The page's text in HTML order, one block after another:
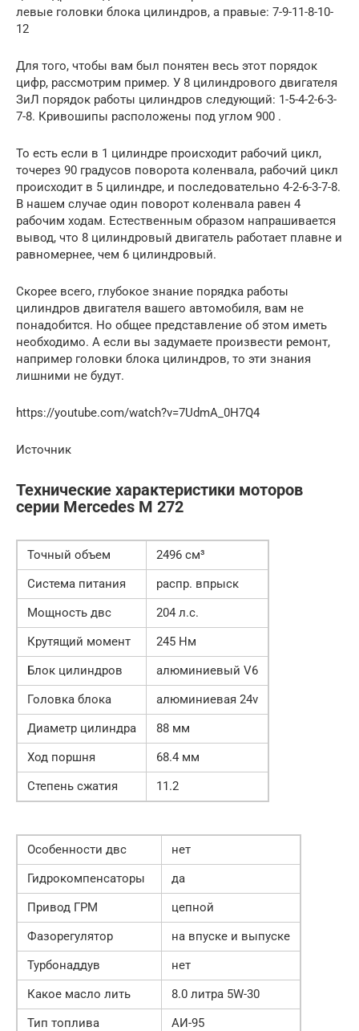
левые головки блока цилиндров, а правые: 7-9-11-8-10-
12
Для того, чтобы вам был понятен весь этот порядок
цифр, рассмотрим пример. У 8 цилиндрового двигателя
ЗиЛ порядок работы цилиндров следующий: 1-5-4-2-6-3-
7-8. Кривошипы расположены под углом 900 .
То есть если в 1 цилиндре происходит рабочий цикл,
точерез 90 градусов поворота коленвала, рабочий цикл
происходит в 5 цилиндре, и последовательно 4-2-6-3-7-8.
В нашем случае один поворот коленвала равен 4
рабочим ходам. Естественным образом напрашивается
вывод, что 8 цилиндровый двигатель работает плавне и
равномернее, чем 6 цилиндровый.
Скорее всего, глубокое знание порядка работы
цилиндров двигателя вашего автомобиля, вам не
понадобится. Но общее представление об этом иметь
необходимо. А если вы задумаете произвести ремонт,
например головки блока цилиндров, то эти знания
лишними не будут.
https://youtube.com/watch?v=7UdmA_0H7Q4
Источник
Технические характеристики моторов
серии Mercedes M 272
Точный объем
2496 см³
Система питания
распр. впрыск
Мощность двс
204 л.с.
Крутящий момент
245 Нм
Блок цилиндров
алюминиевый V6
Головка блока
алюминиевая 24v
Диаметр цилиндра
88 мм
Ход поршня
68.4 мм
Степень сжатия
11.2
Особенности двс
нет
Гидрокомпенсаторы
да
Привод ГРМ
цепной
Фазорегулятор
на впуске и выпуске
Турбонаддув
нет
Какое масло лить
8.0 литра 5W-30
Тип топлива
АИ-95